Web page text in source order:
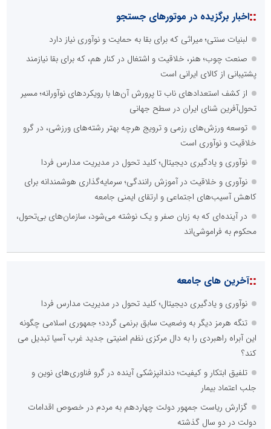
::اخبار برگزیده در موتورهای جستجو
لبنیات سنتی؛ میراثی که برای بقا به حمایت و نوآوری نیاز دارد
صنعت چوب؛ هنر، خلاقیت و اشتغال در کنار هم، که برای بقا نیازمند
پشتیبانی از کالای ایرانی است
از کشف استعدادهای ناب تا پرورش آن‌ها با رویکردهای نوآورانه؛ مسیر
تحول‌آفرین شنای ایران در سطح جهانی
توسعه ورزش‌های رزمی و ترویج هرچه بهتر رشته‌های ورزشی، در گرو
خلاقیت و نوآوری است
نوآوری و یادگیری دیجیتال؛ کلید تحول در مدیریت مدارس فردا
نوآوری و خلاقیت در آموزش رانندگی؛ سرمایه‌گذاری هوشمندانه برای
کاهش آسیب‌های اجتماعی و ارتقای ایمنی جامعه
در آینده‌ای که به زبان صفر و یک نوشته می‌شود، سازمان‌های بی‌تحول،
محکوم به فراموشی‌اند
::آخرین های جامعه
نوآوری و یادگیری دیجیتال؛ کلید تحول در مدیریت مدارس فردا
تنگه هرمز دیگر به وضعیت سابق برنمی گردد؛ جمهوری اسلامی چگونه
این آبراه راهبردی را به دال مرکزی نظم امنیتی جدید غرب آسیا تبدیل می
کند؟
تلفیق ابتکار و کیفیت؛ دندانپزشکی آینده در گرو فناوری‌های نوین و
جلب اعتماد بیمار
گزارش ریاست جمهور دولت چهاردهم به مردم در خصوص اقدامات
دولت در دو سال گذشته